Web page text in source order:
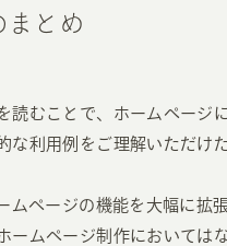
まとめ
読むことで、ホームページ
な利用例をご理解いただけ
ムページの機能を大幅に拡
ームページ制作においては